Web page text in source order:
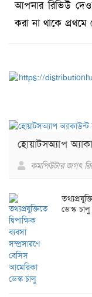
আপনার রিভিউ
করা না থাকে প্রথমে
হোয়াটসঅ্যাপ
কমপিউটার জগৎ
ডেস্ক চালু